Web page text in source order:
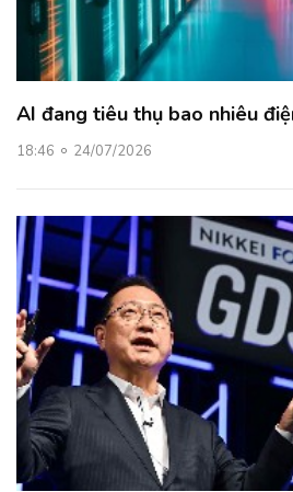
AI đang tiêu thụ bao nhiêu
18:46 24/07/2026